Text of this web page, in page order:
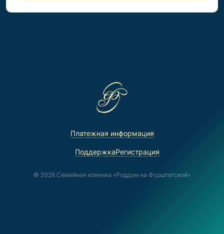
Платежная информация
ПоддержкаРегистрация
© 2026 Семейная клиника «Роддом на Фурштатской»